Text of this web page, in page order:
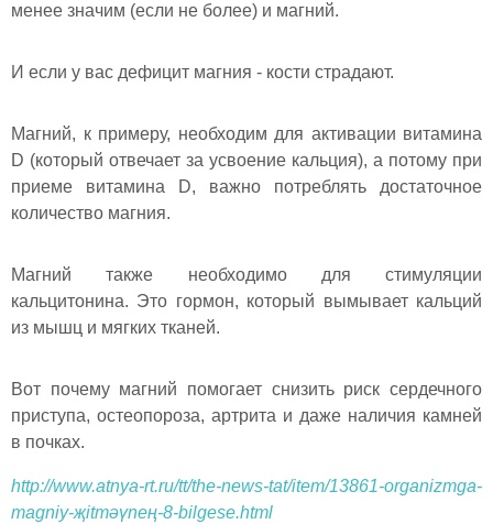
менее значим (если не более) и магний.
И если у вас дефицит магния - кости страдают.
Магний, к примеру, необходим для активации витамина
D (который отвечает за усвоение кальция), а потому при
приеме витамина D, важно потреблять достаточное
количество магния.
Магний также необходимо для стимуляции
кальцитонина. Это гормон, который вымывает кальций
из мышц и мягких тканей.
Вот почему магний помогает снизить риск сердечного
приступа, остеопороза, артрита и даже наличия камней
в почках.
http://www.atnya-rt.ru/tt/the-news-tat/item/13861-organizmga-
magniy-җitmәүneң-8-bilgese.html